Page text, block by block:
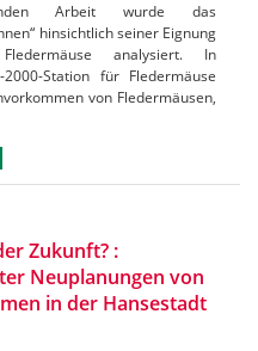
Arbeit wurde das
hinsichtlich seiner Eignung
analysiert. In
Station für Fledermäuse
von Fledermäusen,
Zukunft? :
Neuplanungen von
in der Hansestadt